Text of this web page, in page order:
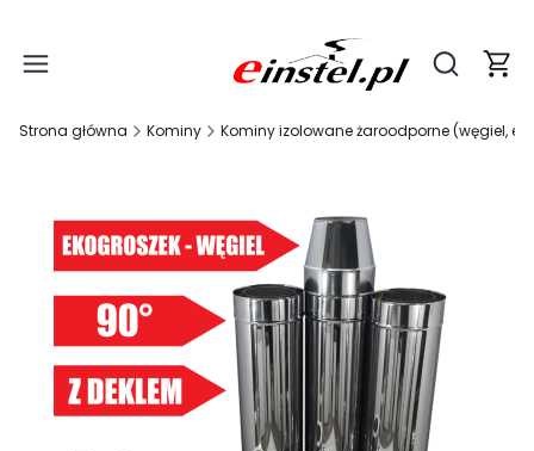
Otwórz
Strona główna Kominy Kominy izolowane żaroodporne (węgiel,